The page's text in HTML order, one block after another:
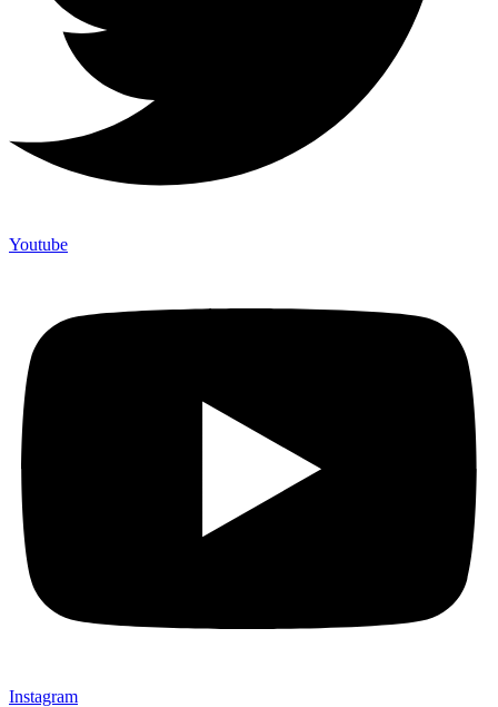
Youtube
Instagram